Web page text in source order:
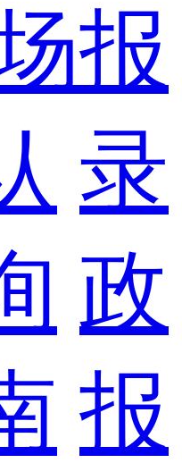
报
录
政
报